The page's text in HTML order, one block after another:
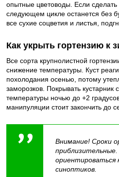
опытные цветоводы. Если сделать
следующем цикле останется без
все сухие соцветия и листья,
Как укрыть гортензию к
Все сорта крупнолистной
снижение температуры. Куст
похолодания осенью, потому
заморозков. Покрывать кустарник
температуры ночью до +2
манипуляции стоит закончить до
Внимание! Сроки
ориентироваться
синоптиков.